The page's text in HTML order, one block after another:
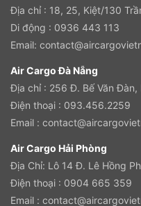
Địa chỉ : 18, 25, Kiệt/130
Di động : 0936 443 113
Email:
Air Cargo Đà Nẵng
Địa chỉ : 256 Đ. Bế Văn Đàn,
Điện thoại : 093.456.2259
Email :
Air Cargo Hải Phòng
Địa Chỉ: Lô 14 Đ. Lê Hồng
Điện thoại : 0904 665 359
Email :